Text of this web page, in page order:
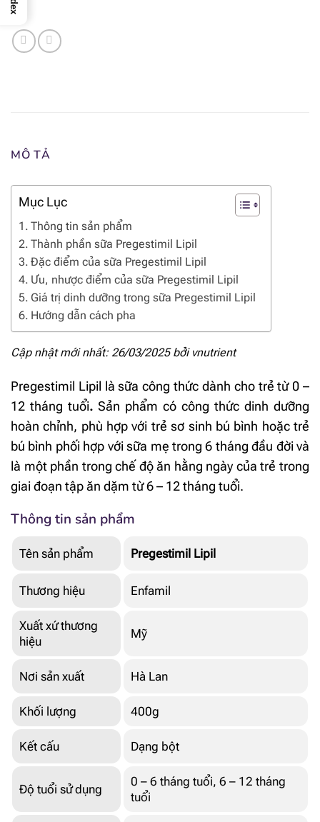
MÔ TẢ
Mục Lục
Thông tin sản phẩm
Thành phần sữa Pregestimil Lipil
Đặc điểm của sữa Pregestimil Lipil
Ưu, nhược điểm của sữa Pregestimil Lipil
Giá trị dinh dưỡng trong sữa Pregestimil Lipil
Hướng dẫn cách pha
Cập nhật mới nhất: 26/03/2025 bởi vnutrient
Pregestimil Lipil là sữa công thức dành cho trẻ từ 0 –
12 tháng tuổi. Sản phẩm có công thức dinh dưỡng
hoàn chỉnh, phù hợp với trẻ sơ sinh bú bình hoặc trẻ
bú bình phối hợp với sữa mẹ trong 6 tháng đầu đời và
là một phần trong chế độ ăn hằng ngày của trẻ trong
giai đoạn tập ăn dặm từ 6 – 12 tháng tuổi.
Thông tin sản phẩm
Tên sản phẩm Pregestimil Lipil
Thương hiệu Enfamil
Xuất xứ thương
hiệu
Mỹ
Nơi sản xuất Hà Lan
Khối lượng 400g
Kết cấu Dạng bột
Độ tuổi sử dụng
0 – 6 tháng tuổi, 6 – 12 tháng
tuổi